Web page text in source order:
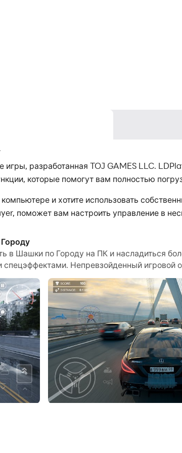
разработанная TOJ GAMES LLC.
которые помогут вам полностью
и хотите использовать
поможет вам настроить управление в
дизайн трасс, богатая местность и
записывать все увлекательные и
Начните скачивать и играть в Шашки по
по городу.
и японских машинах подрифтуйте.
гоночная игра, которая
атмосферу провинциальных
пейзажами. Участник
процессом.
в Шашки по Городу на ПК и насладиться
Непревзойденный игровой